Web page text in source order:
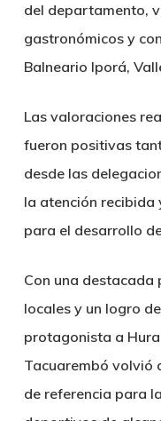
del departamento,
gastronómicos y
Balneario Iporá,
Las valoraciones
fueron positivas
desde las
la atención recibida
para el desarrollo
Con una
locales y un logro
protagonista a
Tacuarembó volvió
de referencia para